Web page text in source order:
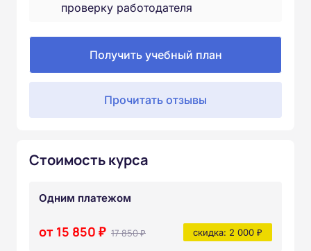
проверку работодателя
Получить учебный план
Прочитать отзывы
Стоимость курса
Одним платежом
от 15 850 ₽ 17 850 ₽ скидка: 2 000 ₽